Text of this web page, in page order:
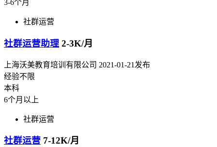
3-6个月
社群运营
社群运营助理 2-3K/月
上海沃美教育培训有限公司 2021-01-21发布
经验不限
本科
6个月以上
社群运营
社群运营 7-12K/月